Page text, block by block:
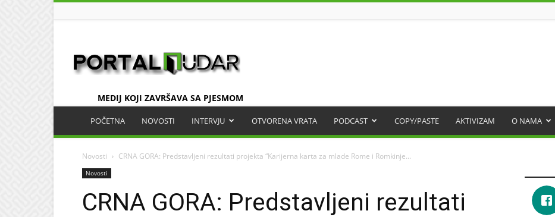
MEDIJ KOJI ZAVRŠAVA SA PJESMOM
POČETNA NOVOSTI INTERVJU OTVORENA VRATA PODCAST COPY/PASTE AKTIVIZAM O NAMA
Novosti CRNA GORA: Predstavljeni rezultati projekta “Karijerna karta za mlade Rome i Romkinje...
Novosti
CRNA GORA: Predstavljeni rezultati